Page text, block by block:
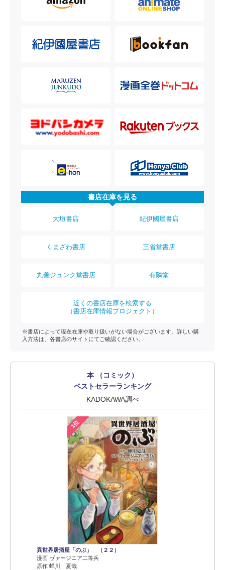
書店在庫を見る
大垣書店 紀伊國屋書店
くまざわ書店 三省堂書店
丸善ジュンク堂書店 有隣堂
近くの書店在庫を検索する
（書店在庫情報プロジェクト）
※書店によって現在在庫や取り扱いがない場合がございます。詳しい購
入方法は、各書店のサイトにてご確認ください。
本 （コミック）
ベストセラーランキング
KADOKAWA調べ
1位
異世界居酒屋「のぶ」 （２２）
漫画 ヴァージニア二等兵
原作 蝉川 夏哉